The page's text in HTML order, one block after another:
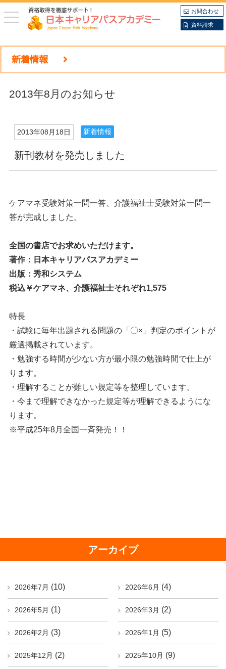
toggle
navigation
お問合わせ
資料請求
新着情報
2013年8月のお知らせ
2013年08月18日 新着情報
新刊教材を発売しました
ケアマネ受験対策一問一答、介護福祉士受験対策一問一
答が完成しました。
全国の書店でお求めいただけます。
著作：日本キャリアパスアカデミー
出版：秀和システム
税込￥ケアマネ、介護福祉士それぞれ1,575
特長
・試験に毎年出題される問題の「〇×」判定のポイントが
厳選掲載されています。
・勉強する時間が少ない方が最小限の勉強時間で仕上が
ります。
・理解することが難しい規定等を整理しています。
・今まで理解できなかった規定等が理解できるようにな
ります。
※平成25年8月全国一斉発売！！
アーカイブ
2026年7月 (10) 2026年6月 (4)
2026年5月 (1) 2026年3月 (2)
2026年2月 (3) 2026年1月 (5)
2025年12月 (2) 2025年10月 (9)